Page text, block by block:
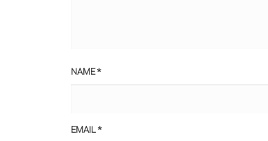
NAME*
EMAIL *